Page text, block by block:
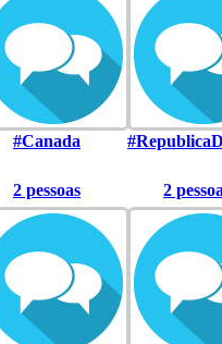
#Canada
2 pessoas 2